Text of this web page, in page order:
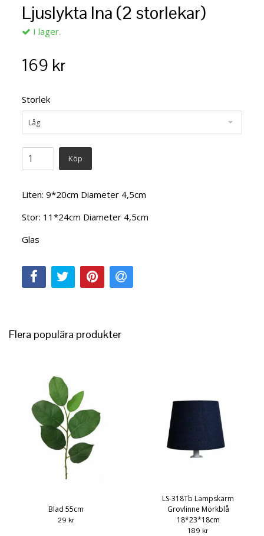
Ljuslykta Ina (2 storlekar)
I lager.
169 kr
Storlek
Låg
Köp
Liten: 9*20cm Diameter 4,5cm
Stor: 11*24cm Diameter 4,5cm
Glas
Flera populära produkter
Blad 55cm
29 kr
LS-318Tb Lampskärm
Grovlinne Mörkblå
18*23*18cm
189 kr